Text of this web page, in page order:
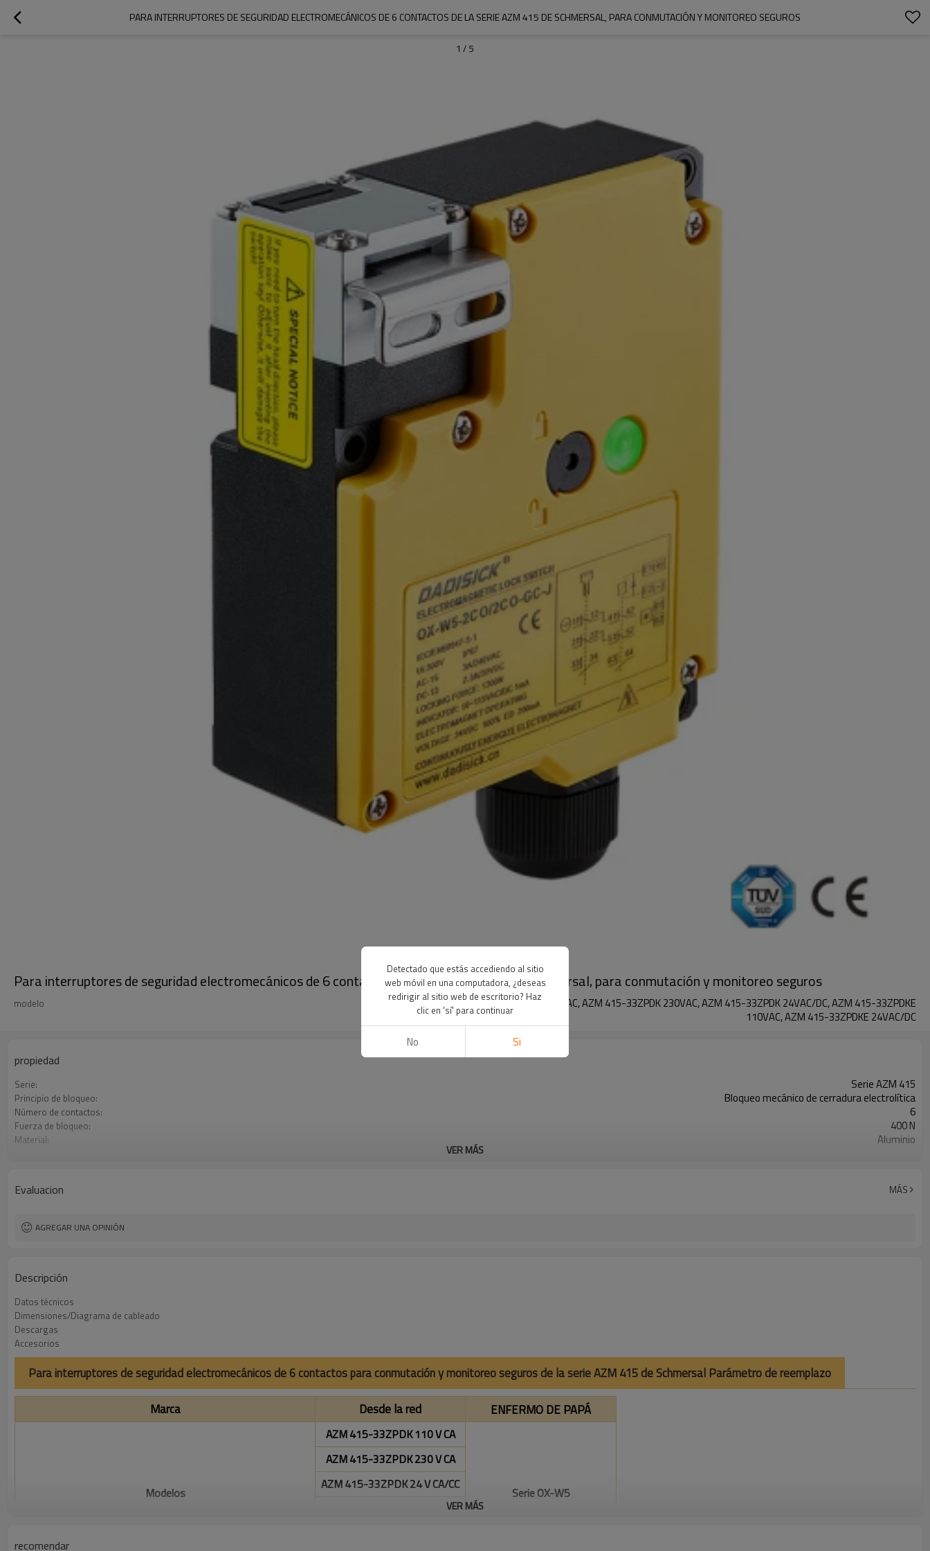
PARA INTERRUPTORES DE SEGURIDAD ELECTROMECÁNICOS DE 6 CONTACTOS DE LA SERIE AZM 415 DE SCHMERSAL, PARA CONMUTACIÓN Y MONITOREO SEGUROS
1 / 5
Para interruptores de seguridad electromecánicos de 6 contactos de la serie AZM 415 de Schmersal, para conmutación y monitoreo seguros
modelo
Serie AZM 415 | AZM 415-33ZPDK 110VAC, AZM 415-33ZPDK 230VAC, AZM 415-33ZPDK 24VAC/DC, AZM 415-33ZPDKE
110VAC, AZM 415-33ZPDKE 24VAC/DC
propiedad
Serie: Serie AZM 415
Principio de bloqueo: Bloqueo mecánico de cerradura electrolítica
Número de contactos: 6
Fuerza de bloqueo: 400 N
Material: Aluminio
BG, cULus, CCC
VER MÁS
Evaluacion MÁS
AGREGAR UNA OPINIÓN
Descripción
Datos técnicos
Dimensiones/Diagrama de cableado
Descargas
Accesorios
Para interruptores de seguridad electromecánicos de 6 contactos para conmutación y monitoreo seguros de la serie AZM 415 de Schmersal Parámetro de reemplazo
Marca Desde la red ENFERMO DE PAPÁ
Modelos
AZM 415-33ZPDK 110 V CA
Serie OX-W5
AZM 415-33ZPDK 230 V CA
AZM 415-33ZPDK 24 V CA/CC
AZM 415-33ZPDKE 110 V CAVER MÁS
recomendar
Detectado que estás accediendo al sitio
web móvil en una computadora, ¿deseas
redirigir al sitio web de escritorio? Haz
clic en 'sí' para continuar
No Si